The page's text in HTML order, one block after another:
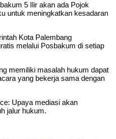
5 Ilir akan ada Pojok
untuk meningkatkan kesadaran
Kota Palembang
melalui Posbakum di setiap
memiliki masalah hukum dapat
yang bekerja sama dengan
Upaya mediasi akan
jalur hukum.